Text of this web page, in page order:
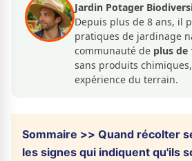
Jardin Potager
Depuis plus de 8 ans, il
pratiques de jardinage
communauté de plus de
sans produits
expérience du terrain.
Sommaire >> Quand récolter
les signes qui indiquent qu'ils